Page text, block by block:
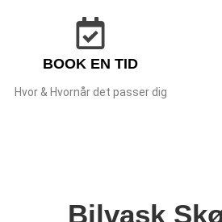
BOOK EN TID
Hvor & Hvornår det passer dig
Bilvask